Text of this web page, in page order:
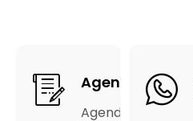
Agenda
Agenda